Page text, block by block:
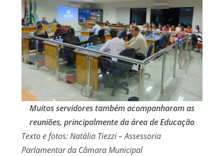
Muitos servidores também acompanharam as
reuniões, principalmente da área de Educação
Texto e fotos: Natália Tiezzi – Assessoria
Parlamentar da Câmara Municipal